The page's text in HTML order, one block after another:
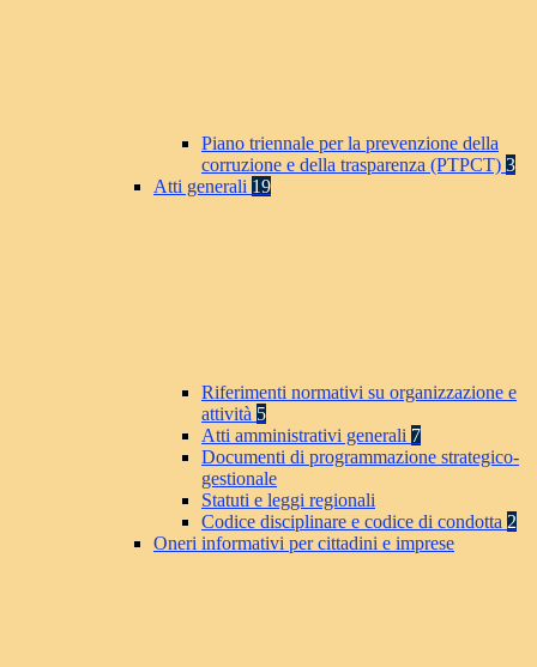
Piano triennale per la prevenzione della
corruzione e della trasparenza (PTPCT) 3
Atti generali 19
Riferimenti normativi su organizzazione e
attività 5
Atti amministrativi generali 7
Documenti di programmazione strategico-
gestionale
Statuti e leggi regionali
Codice disciplinare e codice di condotta 2
Oneri informativi per cittadini e imprese